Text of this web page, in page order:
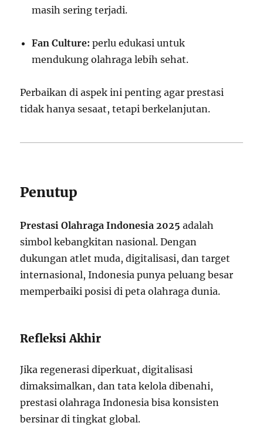
masih sering terjadi.
Fan Culture: perlu edukasi untuk
mendukung olahraga lebih sehat.
Perbaikan di aspek ini penting agar prestasi
tidak hanya sesaat, tetapi berkelanjutan.
Penutup
Prestasi Olahraga Indonesia 2025 adalah
simbol kebangkitan nasional. Dengan
dukungan atlet muda, digitalisasi, dan target
internasional, Indonesia punya peluang besar
memperbaiki posisi di peta olahraga dunia.
Refleksi Akhir
Jika regenerasi diperkuat, digitalisasi
dimaksimalkan, dan tata kelola dibenahi,
prestasi olahraga Indonesia bisa konsisten
bersinar di tingkat global.